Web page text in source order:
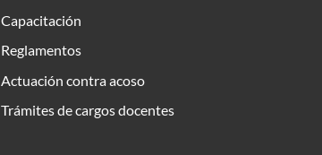
Capacitación
Reglamentos
Actuación contra acoso
Trámites de cargos docentes